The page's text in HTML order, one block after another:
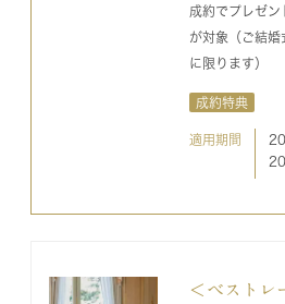
成約でプレゼ
が対象（ご結婚
に限ります）
成約特典
適用期間
＜ベストレ